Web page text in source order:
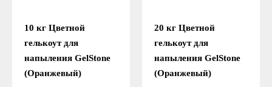
10 кг Цветной
гелькоут для
напыления GelStone
(Оранжевый)
20 кг Цветной
гелькоут для
напыления GelStone
(Оранжевый)